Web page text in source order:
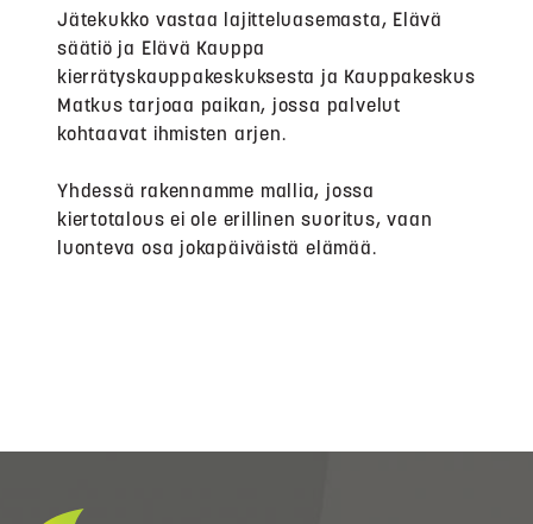
Jätekukko vastaa lajitteluasemasta, Elävä
säätiö ja Elävä Kauppa
kierrätyskauppakeskuksesta ja Kauppakeskus
Matkus tarjoaa paikan, jossa palvelut
kohtaavat ihmisten arjen.
Yhdessä rakennamme mallia, jossa
kiertotalous ei ole erillinen suoritus, vaan
luonteva osa jokapäiväistä elämää.